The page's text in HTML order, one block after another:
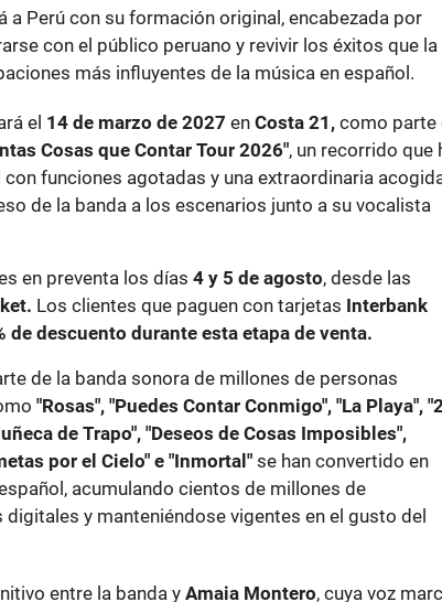
a Perú con su formación original, encabezada por
con el público peruano y revivir los éxitos que la
más influyentes de la música en español.
el 14 de marzo de 2027 en Costa 21, como parte
Cosas que Contar Tour 2026", un recorrido que
funciones agotadas y una extraordinaria
de la banda a los escenarios junto a su vocalista
en preventa los días 4 y 5 de agosto, desde las
Los clientes que paguen con tarjetas Interbank
de descuento durante esta etapa de venta.
de la banda sonora de millones de personas
"Rosas", "Puedes Contar Conmigo", "La Playa",
de Trapo", "Deseos de Cosas Imposibles",
por el Cielo" e "Inmortal" se han convertido en
acumulando cientos de millones de
y manteniéndose vigentes en el gusto del
entre la banda y Amaia Montero, cuya voz